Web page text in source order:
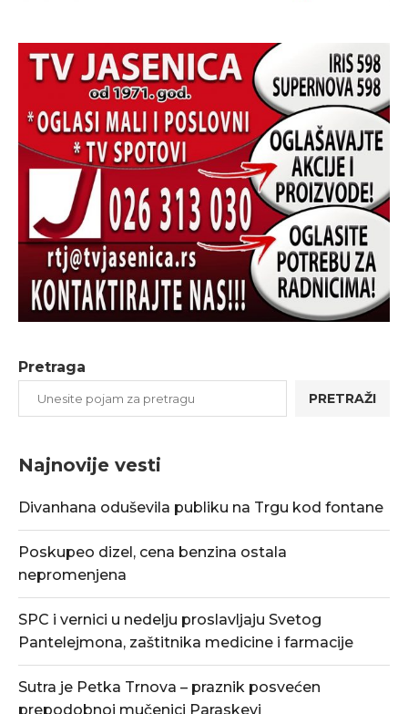
Pretraga
PRETRAŽI
Najnovije vesti
Divanhana oduševila publiku na Trgu kod fontane
Poskupeo dizel, cena benzina ostala
nepromenjena
SPC i vernici u nedelju proslavljaju Svetog
Pantelejmona, zaštitnika medicine i farmacije
Sutra je Petka Trnova – praznik posvećen
prepodobnoj mučenici Paraskevi